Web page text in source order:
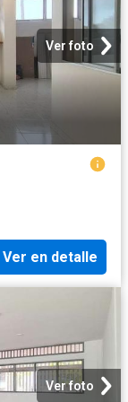
Ver foto
Ver en detalle
Ver foto